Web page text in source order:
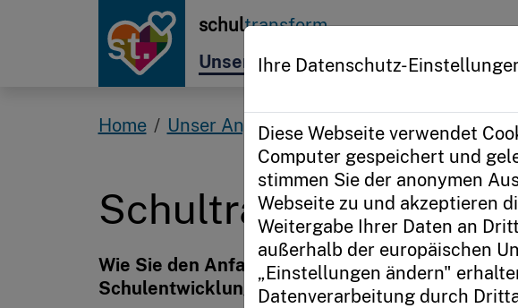
Zur Startseite
schultransform
Unser Angebot
Im Fokus Das
Home Unser Angebot Für Schulen
Schultransform in 5
Wie Sie den Anfang machen, um die Plattform
Schulentwicklungsteam zu nutzen, erfahren Sie
Ihre Datenschutz-
Diese Webseite verwendet
Computer gespeichert und
stimmen Sie der anonymen
Webseite zu und akzeptieren
Weitergabe Ihrer Daten an
außerhalb der europäischen
„Einstellungen ändern"
Datenverarbeitung durch